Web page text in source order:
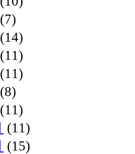
(7)
(14)
(11)
(11)
(8)
(11)
(11)
(15)